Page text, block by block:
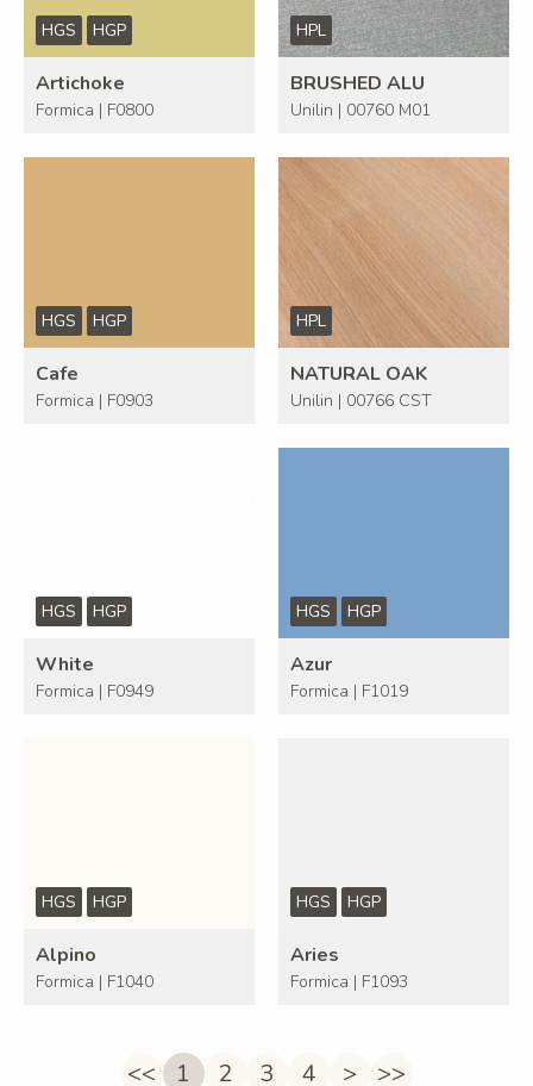
HGS HGP
Artichoke
Formica | F0800
HPL
BRUSHED ALU
Unilin | 00760 M01
HGS HGP
Cafe
Formica | F0903
HPL
NATURAL OAK
Unilin | 00766 CST
HGS HGP
White
Formica | F0949
HGS HGP
Azur
Formica | F1019
HGS HGP
Alpino
Formica | F1040
HGS HGP
Aries
Formica | F1093
<< 1 2 3 4 > >>